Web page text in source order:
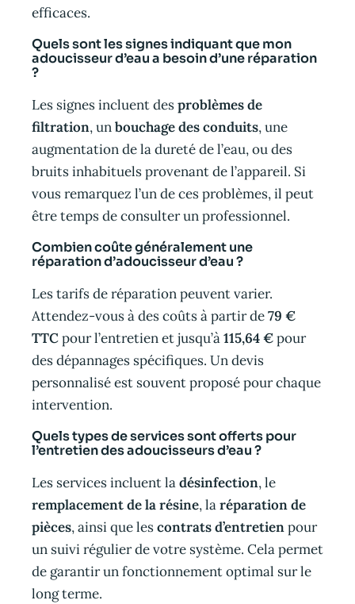
efficaces.
Quels sont les signes indiquant que mon
adoucisseur d’eau a besoin d’une réparation
?
Les signes incluent desproblèmes de
filtration, unbouchage des conduits, une
augmentation de la dureté de l’eau, ou des
bruits inhabituels provenant de l’appareil. Si
vous remarquez l’un de ces problèmes, il peut
être temps de consulter un professionnel.
Combien coûte généralement une
réparation d’adoucisseur d’eau ?
Les tarifs de réparation peuvent varier.
Attendez-vous à des coûts à partir de79 €
TTCpour l’entretien et jusqu’à115,64 €pour
des dépannages spécifiques. Un devis
personnalisé est souvent proposé pour chaque
intervention.
Quels types de services sont offerts pour
l’entretien des adoucisseurs d’eau ?
Les services incluent ladésinfection, le
remplacement de la résine, laréparation de
pièces, ainsi que lescontrats d’entretienpour
un suivi régulier de votre système. Cela permet
de garantir un fonctionnement optimal sur le
long terme.